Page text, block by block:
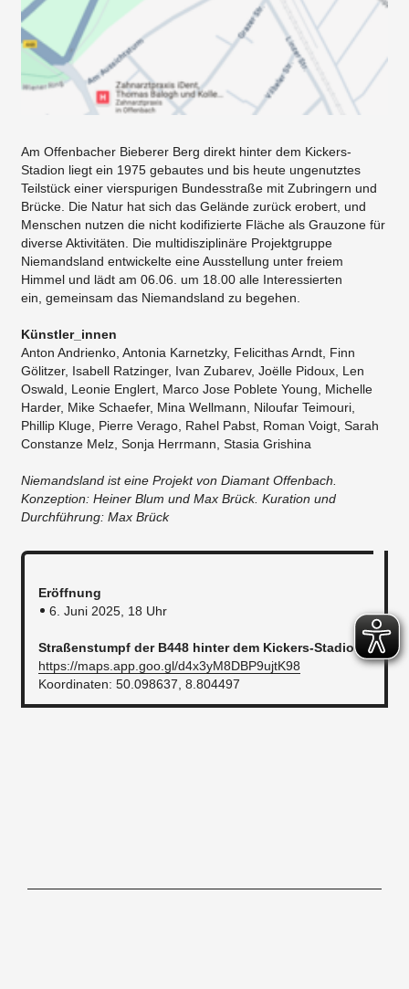
Am Offenbacher Bieberer Berg direkt hinter dem Kickers-
Stadion liegt ein 1975 gebautes und bis heute ungenutztes
Teilstück einer vierspurigen Bundesstraße mit Zubringern und
Brücke. Die Natur hat sich das Gelände zurück erobert, und
Menschen nutzen die nicht kodifizierte Fläche als Grauzone für
diverse Aktivitäten. Die multidisziplinäre Projektgruppe
Niemandsland entwickelte eine Ausstellung unter freiem
Himmel und lädt am 06.06. um 18.00 alle Interessierten
ein, gemeinsam das Niemandsland zu begehen.
Künstler_innen
Anton Andrienko, Antonia Karnetzky, Felicithas Arndt, Finn
Gölitzer, Isabell Ratzinger, Ivan Zubarev, Joëlle Pidoux, Len
Oswald, Leonie Englert, Marco Jose Poblete Young, Michelle
Harder, Mike Schaefer, Mina Wellmann, Niloufar Teimouri,
Phillip Kluge, Pierre Verago, Rahel Pabst, Roman Voigt, Sarah
Constanze Melz, Sonja Herrmann, Stasia Grishina
Niemandsland ist eine Projekt von Diamant Offenbach.
Konzeption: Heiner Blum und Max Brück. Kuration und
Durchführung: Max Brück
Eröffnung
6. Juni 2025, 18 Uhr
Straßenstumpf der B448 hinter dem Kickers-Stadion
https://maps.app.goo.gl/d4x3yM8DBP9ujtK98
Koordinaten: 50.098637, 8.804497